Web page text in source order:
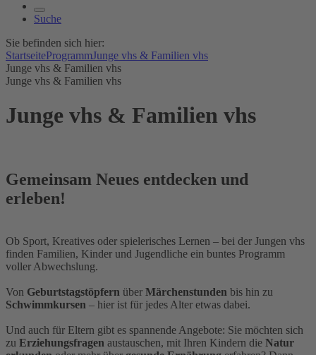
Suche
Sie befinden sich hier:
StartseiteProgrammJunge vhs & Familien vhs
Junge vhs & Familien vhs
Junge vhs & Familien vhs
Junge vhs & Familien vhs
Gemeinsam Neues entdecken und
erleben!
Ob Sport, Kreatives oder spielerisches Lernen – bei der Jungen vhs
finden Familien, Kinder und Jugendliche ein buntes Programm
voller Abwechslung.
Von Geburtstagstöpfern über Märchenstunden bis hin zu
Schwimmkursen – hier ist für jedes Alter etwas dabei.
Und auch für Eltern gibt es spannende Angebote: Sie möchten sich
zu Erziehungsfragen austauschen, mit Ihren Kindern die Natur